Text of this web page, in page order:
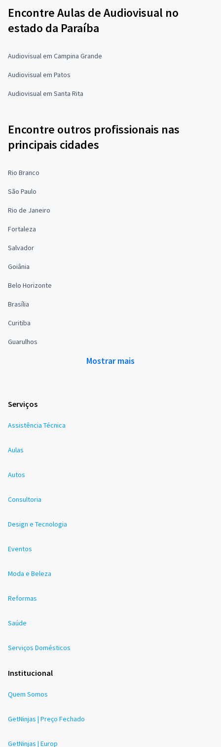
Encontre Aulas de Audiovisual no
estado da Paraíba
Audiovisual em Campina Grande
Audiovisual em Patos
Audiovisual em Santa Rita
Encontre outros profissionais nas
principais cidades
Rio Branco
São Paulo
Rio de Janeiro
Fortaleza
Salvador
Goiânia
Belo Horizonte
Brasília
Curitiba
Guarulhos
Mostrar mais
Serviços
Assistência Técnica
Aulas
Autos
Consultoria
Design e Tecnologia
Eventos
Moda e Beleza
Reformas
Saúde
Serviços Domésticos
Institucional
Quem Somos
GetNinjas | Preço Fechado
GetNinjas | Europ